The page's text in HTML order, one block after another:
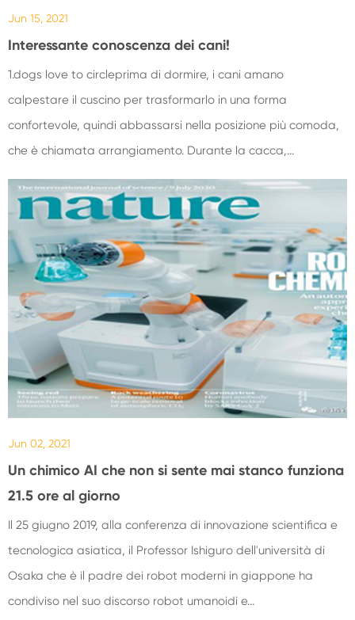
Jun 15, 2021
Interessante conoscenza dei cani!
1.dogs love to circleprima di dormire, i cani amano
calpestare il cuscino per trasformarlo in una forma
confortevole, quindi abbassarsi nella posizione più comoda,
che è chiamata arrangiamento. Durante la cacca,...
Jun 02, 2021
Un chimico AI che non si sente mai stanco funziona
21.5 ore al giorno
Il 25 giugno 2019, alla conferenza di innovazione scientifica e
tecnologica asiatica, il Professor Ishiguro dell'università di
Osaka che è il padre dei robot moderni in giappone ha
condiviso nel suo discorso robot umanoidi e...